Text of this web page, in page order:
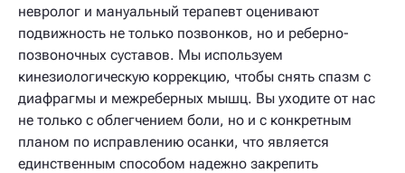
невролог и мануальный терапевт оценивают
подвижность не только позвонков, но и реберно-
позвоночных суставов. Мы используем
кинезиологическую коррекцию, чтобы снять спазм с
диафрагмы и межреберных мышц. Вы уходите от нас
не только с облегчением боли, но и с конкретным
планом по исправлению осанки, что является
единственным способом надежно закрепить